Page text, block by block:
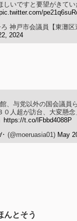
しいですと要望がきて
神戸市会議員【東灘区
2024
館、与党以外の国会議
０人超が訪台、大変懸
https://t.co/lFbbd4088P
(@moeruasia01) May
そう